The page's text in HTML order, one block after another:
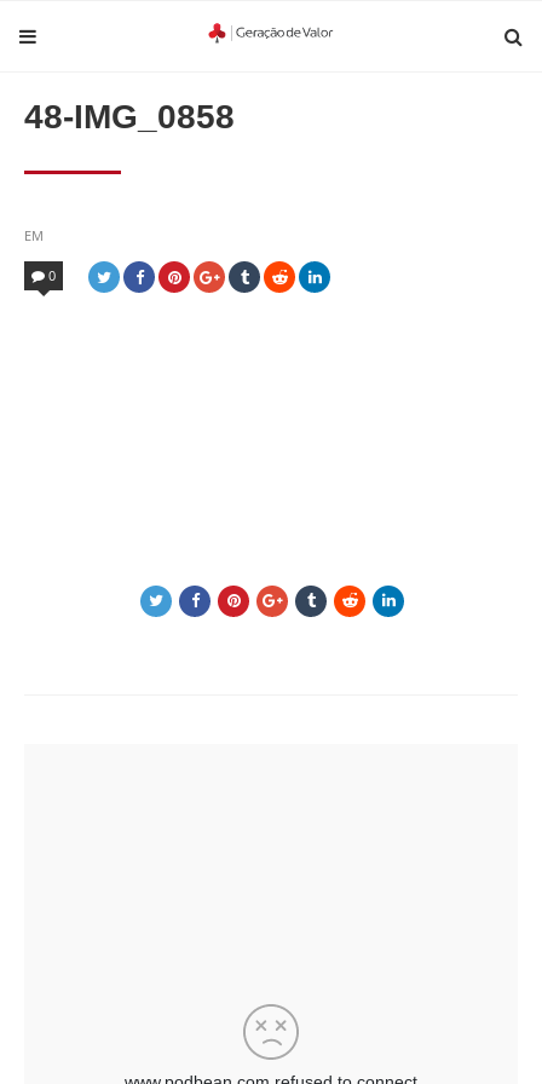
48-IMG_0858
EM
IN
0